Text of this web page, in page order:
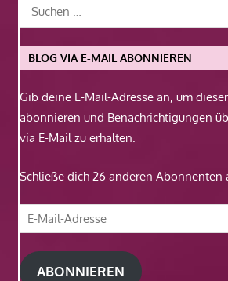
BLOG VIA E-MAIL ABONNIEREN
Gib deine E-Mail-Adresse an, um
abonnieren und Benachrichtigungen
via E-Mail zu erhalten.
Schließe dich 26 anderen Abonnenten
E-
Mail-
Adresse
ABONNIEREN